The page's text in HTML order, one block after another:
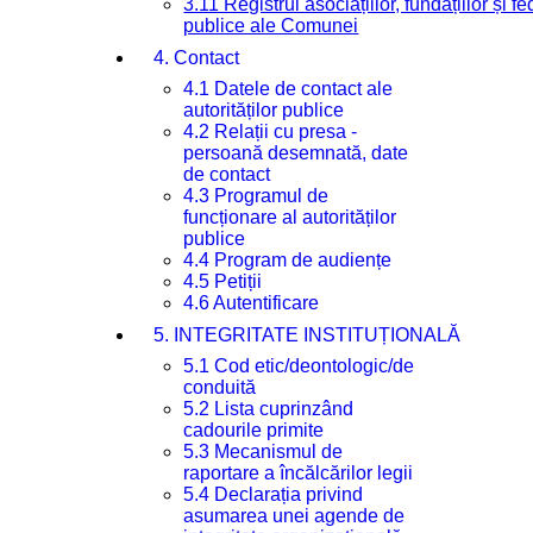
3.11 Registrul asociațiilor, fundațiilor și
publice ale Comunei
4. Contact
4.1 Datele de contact ale
autorităților publice
4.2 Relații cu presa -
persoană desemnată, date
de contact
4.3 Programul de
funcționare al autorităților
publice
4.4 Program de audiențe
4.5 Petiții
4.6 Autentificare
5. INTEGRITATE INSTITUȚIONALĂ
5.1 Cod etic/deontologic/de
conduită
5.2 Lista cuprinzând
cadourile primite
5.3 Mecanismul de
raportare a încălcărilor legii
5.4 Declarația privind
asumarea unei agende de